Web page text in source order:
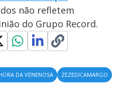
não refletem
do Grupo Record.
DA VENENOSA ZEZEDICAMARGO